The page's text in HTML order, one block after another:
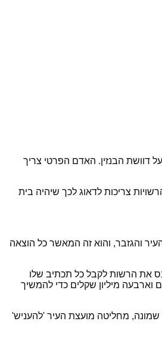
דוושת הבנזין. האדם הפרטי צריך
צריכות לדאוג לכך שיהיה בית
והגזבר, והוא זה המאשר כל הוצאה
את הרשות לקבל כל תכתיב שלו
וארבעה מיליון שקלים כדי להמשיך
מחליטה מועצת העיר 'להעניש'